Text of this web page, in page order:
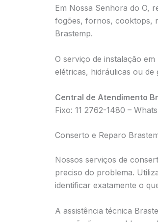
Em Nossa Senhora do O,
fogões, fornos, cooktops,
Brastemp.
O serviço de instalação
elétricas, hidráulicas ou
Central de Atendimento
Fixo: 11 2762-1480 –
Conserto e Reparo
Nossos serviços de
preciso do problema.
identificar exatamente o
A assistência técnica